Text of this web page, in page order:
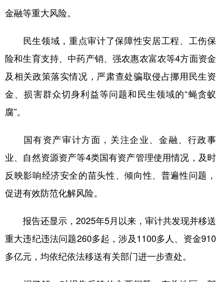
金融等重大风险。
民生领域，重点审计了保障性安居工程、工伤保
险和生育支持、中药产销、强农惠农富农等4方面资金
及相关政策落实情况，严肃查处骗取侵占挪用民生资
金、损害群众切身利益等问题和民生领域的“蝇贪蚁
腐”。
国有资产审计方面，关注企业、金融、行政事
业、自然资源资产等4类国有资产管理使用情况，及时
反映影响经济安全的苗头性、倾向性、普遍性问题，
促进有效防范化解风险。
报告还显示，2025年5月以来，审计共发现并移送
重大违纪违法问题260多起，涉及1100多人、资金910
多亿元，均依纪依法移送有关部门进一步查处。